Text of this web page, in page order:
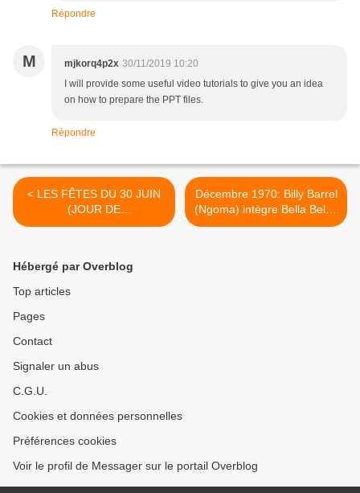
Répondre
M mjkorq4p2x 30/11/2019 10:20
I will provide some useful video tutorials to give you an idea
on how to prepare the PPT files.
Répondre
< LES FÊTES DU 30 JUIN
(JOUR DE
L’INDÉPENDANCE)
Décembre 1970: Billy Barrel
(Ngoma) intègre Bella Bella.
>
Hébergé par Overblog
Top articles
Pages
Contact
Signaler un abus
C.G.U.
Cookies et données personnelles
Préférences cookies
Voir le profil de Messager sur le portail Overblog